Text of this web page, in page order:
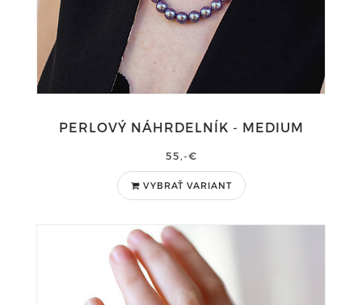
PERLOVÝ NÁHRDELNÍK - MEDIUM
55,-€
VYBRAŤ VARIANT